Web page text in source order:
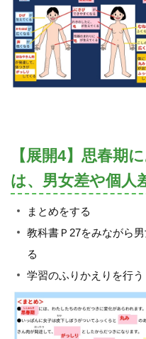
【展開4】思春期
は、男女差や個人
まとめをする
教科書Ｐ27をみながら
る
学習のふりかえりを行う